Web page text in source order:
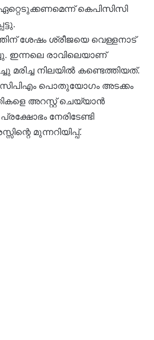
കെപിസിസി
ശേഷം ശ്രീജയെ വെള്ളനാട്
ഇന്നലെ രാവിലെയാണ്
നിലയില്‍ കണ്ടെത്തിയത്.
സിപിഎം പൊതുയോഗം അടക്കം
അറസ്റ്റ് ചെയ്യാന്‍
നേരിടേണ്ടി
മുന്നറിയിപ്പ്.